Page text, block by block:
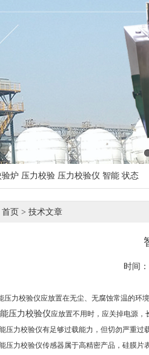
1
炉 压力校验 压力校验仪 智能 状态
首页 > 技术文章
时间
力校验仪应放置在无尘、无腐蚀常温的环境
压力校验仪应放置不用时，应关掉电源，
力校验仪有足够过载能力，但切勿严重过
力校验仪传感器属于高精密产品，硅膜片